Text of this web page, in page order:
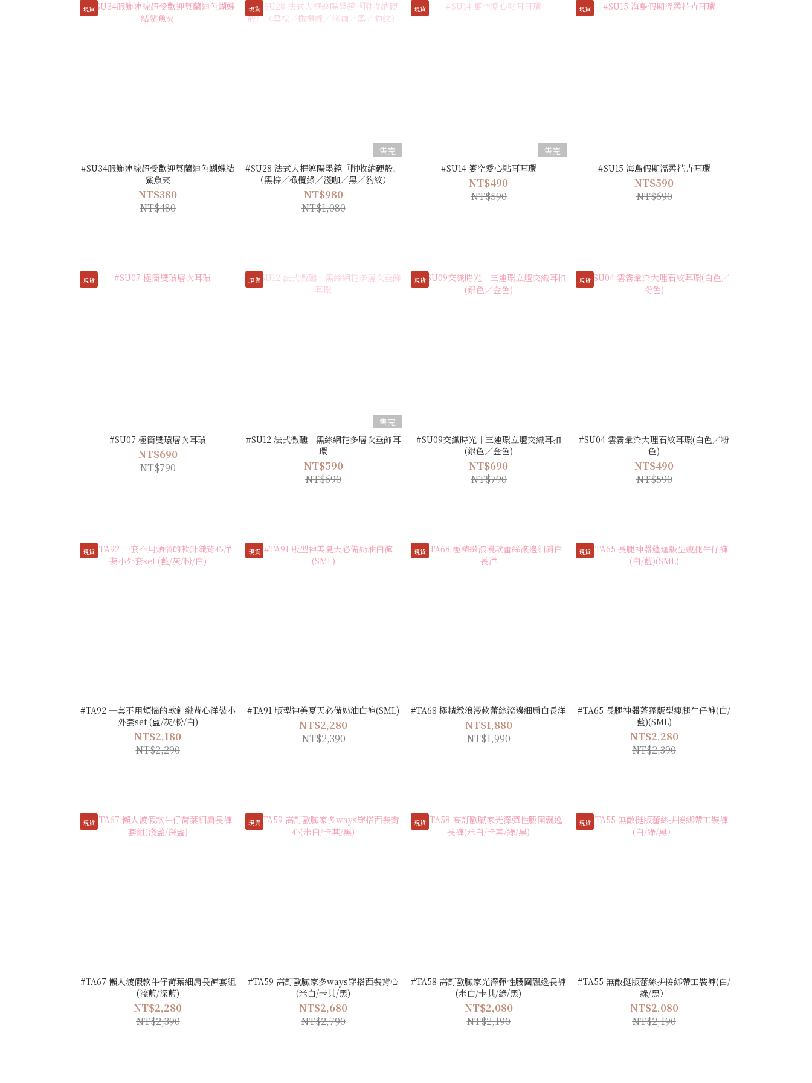
現貨
#SU34服飾連線超受歡迎莫蘭迪色蝴蝶結
鯊魚夾
NT$380
NT$480
現貨
售完
#SU28 法式大框遮陽墨鏡『附收納硬殼』
（黑棕／橄欖綠／淺咖／黑／豹紋）
NT$980
NT$1,080
現貨
售完
#SU14 簍空愛心貼耳耳環
NT$490
NT$590
現貨
#SU15 海島假期溫柔花卉耳環
NT$590
NT$690
現貨
#SU07 極簡雙環層次耳環
NT$690
NT$790
現貨
售完
#SU12 法式微醺｜黑絲網花多層次垂飾耳
環
NT$590
NT$690
現貨
#SU09交織時光｜三連環立體交織耳扣
(銀色／金色)
NT$690
NT$790
現貨
#SU04 雲霧暈染大理石紋耳環(白色／粉
色)
NT$490
NT$590
現貨
#TA92 一套不用煩惱的軟針織背心洋裝小
外套set (藍/灰/粉/白)
NT$2,180
NT$2,290
現貨
#TA91 版型神美夏天必備奶油白褲(SML)
NT$2,280
NT$2,390
現貨
#TA68 極精緻浪漫款蕾絲滾邊細肩白長洋
NT$1,880
NT$1,990
現貨
#TA65 長腿神器蓬蓬版型瘦腿牛仔褲(白/
藍)(SML)
NT$2,280
NT$2,390
現貨
#TA67 懶人渡假款牛仔荷葉細肩長褲套組
(淺藍/深藍)
NT$2,280
NT$2,390
現貨
#TA59 高訂歐膩家多ways穿搭西裝背心
(米白/卡其/黑)
NT$2,680
NT$2,790
現貨
#TA58 高訂歐膩家光澤彈性腰圍飄逸長褲
(米白/卡其/綠/黑)
NT$2,080
NT$2,190
現貨
#TA55 無敵挺版蕾絲拼接綁帶工裝褲(白/
綠/黑）
NT$2,080
NT$2,190